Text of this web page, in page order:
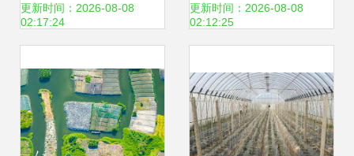
更新时间：2026-08-08
02:17:24
向，一站式解读土
术
更新时间：2026-08-08
02:12:25